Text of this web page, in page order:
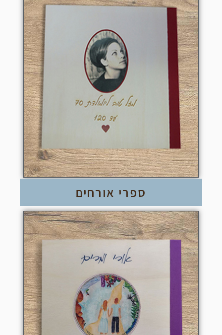
ספרי אורחים